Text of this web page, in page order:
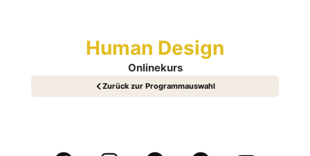
Human Design
Onlinekurs
Zurück zur Programmauswahl